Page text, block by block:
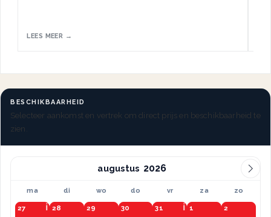
BESCHIKBAARHEID
Selecteer aankomst en vertrek om direct prijs en beschikbaarheid te
zien.
augustus
ma di wo do vr za zo
27 28 29 30 31 1 2
LEES MEER →